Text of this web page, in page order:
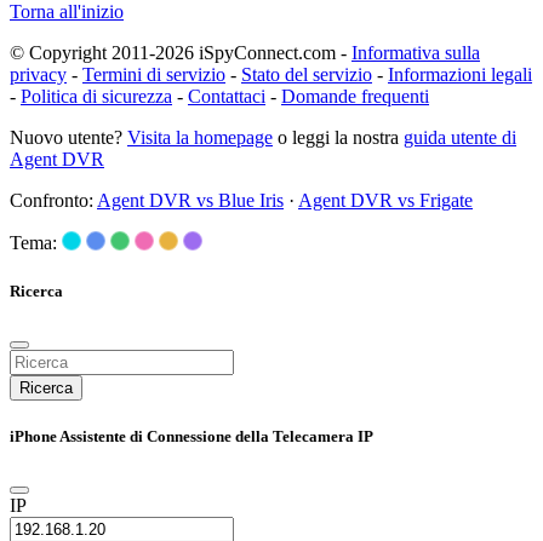
Torna all'inizio
© Copyright 2011-2026 iSpyConnect.com - Informativa sulla
privacy - Termini di servizio - Stato del servizio - Informazioni legali
- Politica di sicurezza - Contattaci - Domande frequenti
Nuovo utente? Visita la homepage o leggi la nostra guida utente di
Agent DVR
Confronto: Agent DVR vs Blue Iris · Agent DVR vs Frigate
Tema:
Ricerca
Ricerca
iPhone Assistente di Connessione della Telecamera IP
IP